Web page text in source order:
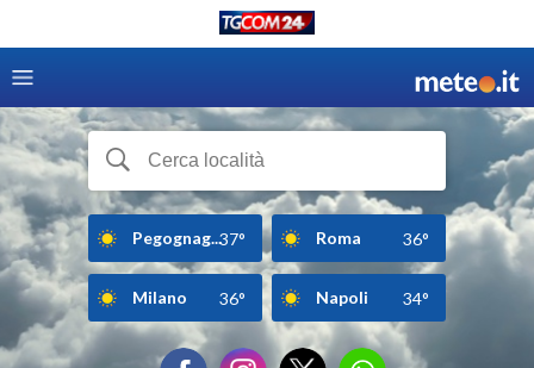
Pegognag...37° Roma 36°
Milano 36° Napoli 34°